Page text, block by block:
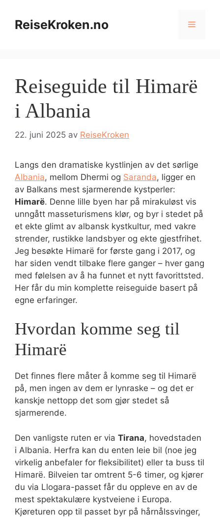
innholdReiseKroken.no Meny
Reiseguide til Himarë
i Albania
22. juni 2025 av ReiseKroken
Langs den dramatiske kystlinjen av det sørlige
Albania, mellom Dhermi og Saranda, ligger en
av Balkans mest sjarmerende kystperler:
Himarë. Denne lille byen har på mirakuløst vis
unngått masseturismens klør, og byr i stedet på
et ekte glimt av albansk kystkultur, med vakre
strender, rustikke landsbyer og ekte gjestfrihet.
Jeg besøkte Himarë for første gang i 2017, og
har siden vendt tilbake flere ganger – hver gang
med følelsen av å ha funnet et nytt favorittsted.
Her får du min komplette reiseguide basert på
egne erfaringer.
Hvordan komme seg til
Himarë
Det finnes flere måter å komme seg til Himarë
på, men ingen av dem er lynraske – og det er
kanskje nettopp det som gjør stedet så
sjarmerende.
Den vanligste ruten er via Tirana, hovedstaden
i Albania. Herfra kan du enten leie bil (noe jeg
virkelig anbefaler for fleksibilitet) eller ta buss til
Himarë. Bilveien tar omtrent 5-6 timer, og kjører
du via Llogara-passet får du oppleve en av de
mest spektakulære kystveiene i Europa.
Kjøreturen opp til passet byr på hårnålssvinger,